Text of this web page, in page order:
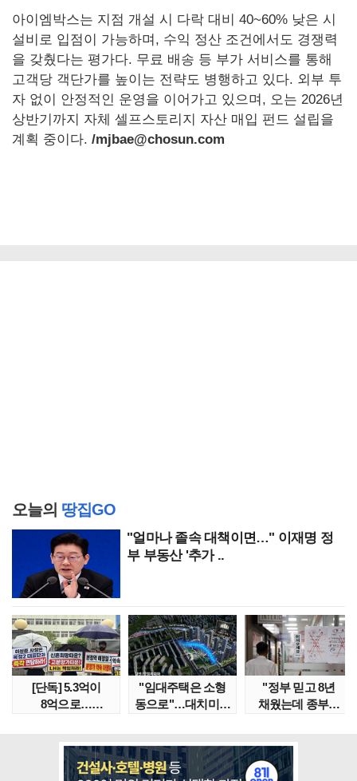
아이엠박스는 지점 개설 시 다락 대비 40~60% 낮은 시
설비로 입점이 가능하며, 수익 정산 조건에서도 경쟁력
을 갖췄다는 평가다. 무료 배송 등 부가 서비스를 통해
고객당 객단가를 높이는 전략도 병행하고 있다. 외부 투
자 없이 안정적인 운영을 이어가고 있으며, 오는 2026년
상반기까지 자체 셀프스토리지 자산 매입 펀드 설립을
계획 중이다. /mjbae@chosun.com
오늘의 땅집GO
"얼마나 졸속 대책이면…" 이재명 정
부 부동산 '추가 ..
[단독] 5.3억이
8억으로…
"임대주택은 소형
동으로"…대치미도
"정부 믿고 8년
채웠는데 종부세